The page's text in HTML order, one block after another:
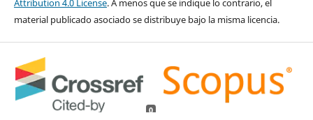
Attribution 4.0 License. A menos que se indique lo contrario, el
material publicado asociado se distribuye bajo la misma licencia.
0